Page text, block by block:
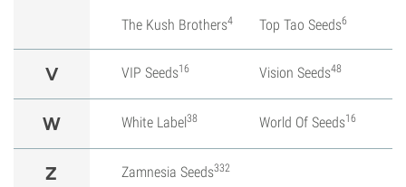
The Kush Brothers4 Top Tao Seeds6
V VIP Seeds16 Vision Seeds48
W White Label38 World Of Seeds16
Z Zamnesia Seeds332